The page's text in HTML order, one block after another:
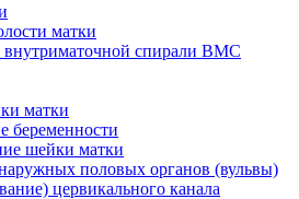
матки
внутриматочной спирали ВМС
матки
беременности
шейки матки
половых органов (вульвы)
цервикального канала